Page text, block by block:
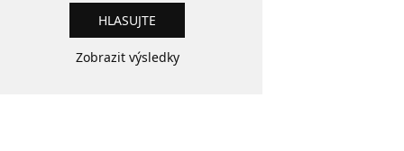
Zobrazit výsledky